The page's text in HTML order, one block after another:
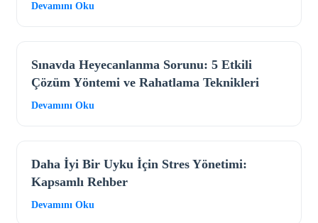
Devamını Oku
Sınavda Heyecanlanma Sorunu: 5 Etkili
Çözüm Yöntemi ve Rahatlama Teknikleri
Devamını Oku
Daha İyi Bir Uyku İçin Stres Yönetimi:
Kapsamlı Rehber
Devamını Oku